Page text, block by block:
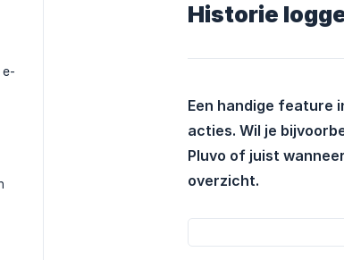
e-
Historie
Een handige feature
acties. Wil je
Pluvo of juist
overzicht.